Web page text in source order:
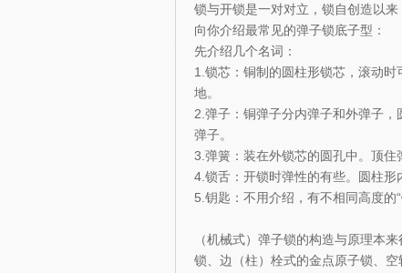
锁与开锁是一对对立，锁自创造以
向你介绍最常见的弹子锁底子型：
先介绍几个名词：
1.锁芯：铜制的圆柱形锁芯，滚动
地。
2.弹子：铜弹子分内弹子和外弹子
弹子。
3.弹簧：装在外锁芯的圆孔中。顶住
4.锁舌：开锁时弹性的有些。圆柱形
5.钥匙：不用介绍，有不相同高度的
（机械式）弹子锁的构造与原理本
锁、边（柱）栓式的金点原子锁、